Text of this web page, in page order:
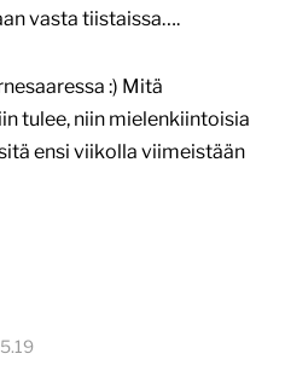
vasta tiistaissa….
:) Mitä
tulee, niin mielenkiintoisia
ensi viikolla viimeistään